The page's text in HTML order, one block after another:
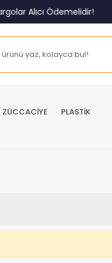
Alıcı Ödemelidir!
ZÜCCACİYE PLASTİK